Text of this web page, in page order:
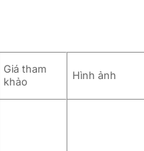
Giá tham
khảo
Hình ảnh